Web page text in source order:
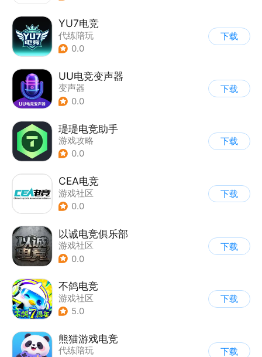
YU7电竞
代练陪玩
0.0
下载
UU电竞变声器
变声器
0.0
下载
瑅瑅电竞助手
游戏攻略
0.0
下载
CEA电竞
游戏社区
0.0
下载
以诚电竞俱乐部
游戏社区
0.0
下载
不鸽电竞
游戏社区
5.0
下载
熊猫游戏电竞
代练陪玩
下载